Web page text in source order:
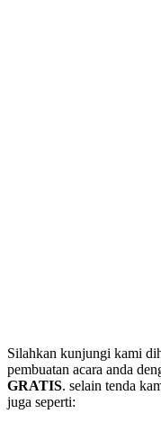
Silahkan kunjungi kami
pembuatan acara anda
GRATIS. selain tenda
juga seperti: